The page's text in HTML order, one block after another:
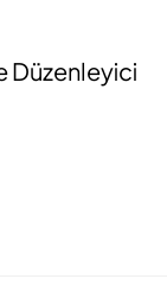
Düzenleyici